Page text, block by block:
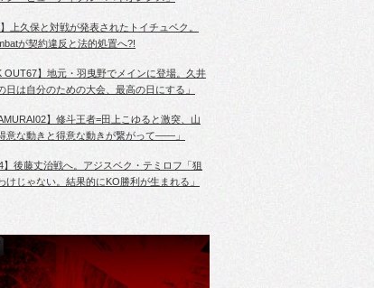
】上久保と対戦が発表されたトイチュベク。
が契約違反と法的処置へ?!
OUT67】地元・羽曳野でメインに登場。久井
日は自分のための大会、最高の日にする」
】修斗王者=田上こゆると激突、山
意な動きと得意な動きが繋がって――」
】後藤丈治戦へ。アジスベク・テミロフ「狙
けじゃない。結果的にKO勝利が生まれる」